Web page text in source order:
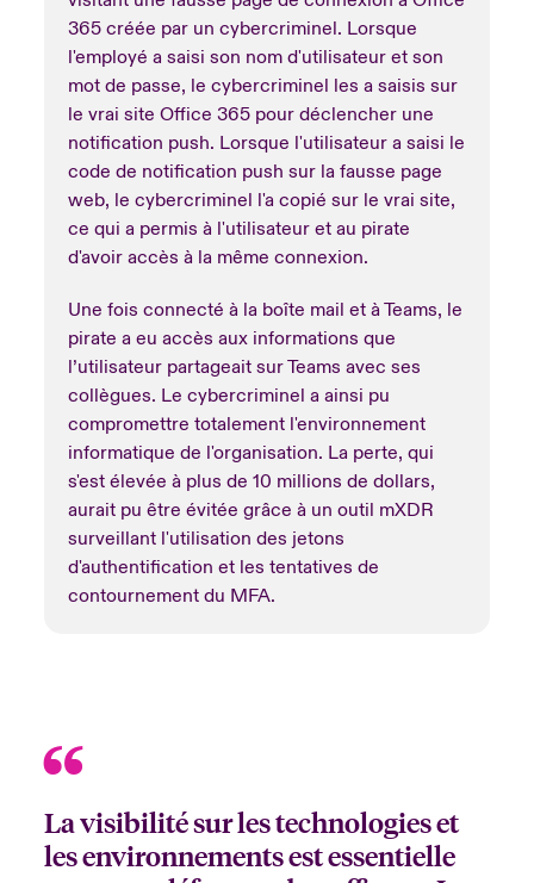
365 créée par un cybercriminel. Lorsque
l'employé a saisi son nom d'utilisateur et son
mot de passe, le cybercriminel les a saisis sur
le vrai site Office 365 pour déclencher une
notification push. Lorsque l'utilisateur a saisi le
code de notification push sur la fausse page
web, le cybercriminel l'a copié sur le vrai site,
ce qui a permis à l'utilisateur et au pirate
d'avoir accès à la même connexion.
Une fois connecté à la boîte mail et à Teams, le
pirate a eu accès aux informations que
l’utilisateur partageait sur Teams avec ses
collègues. Le cybercriminel a ainsi pu
compromettre totalement l'environnement
informatique de l'organisation. La perte, qui
s'est élevée à plus de 10 millions de dollars,
aurait pu être évitée grâce à un outil mXDR
surveillant l'utilisation des jetons
d'authentification et les tentatives de
contournement du MFA.
La visibilité sur les technologies et
les environnements est essentielle